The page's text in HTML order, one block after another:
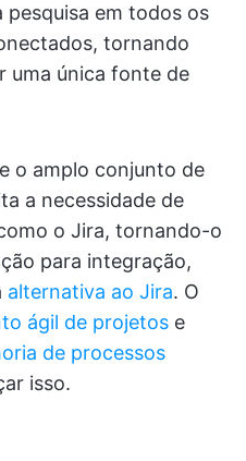
em todos os
tornando
uma única fonte de
o amplo conjunto de
a necessidade de
o Jira, tornando-o
para integração,
alternativa ao Jira. O
ágil de projetos e
de processos
isso.